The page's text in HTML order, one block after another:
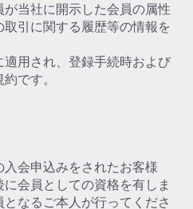
当社に開示した会員の属性
引に関する履歴等の情報を
用され、登録手続時および
です。
会申込みをされたお客様
会員としての資格を有しま
なるご本人が行ってくださ